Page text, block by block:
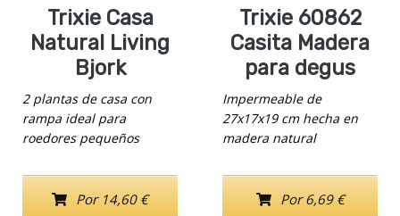
Trixie Casa
Natural Living
Bjork
2 plantas de casa con
rampa ideal para
roedores pequeños
Por 14,60 €
Trixie 60862
Casita Madera
para degus
Impermeable de
27x17x19 cm hecha en
madera natural
Por 6,69 €